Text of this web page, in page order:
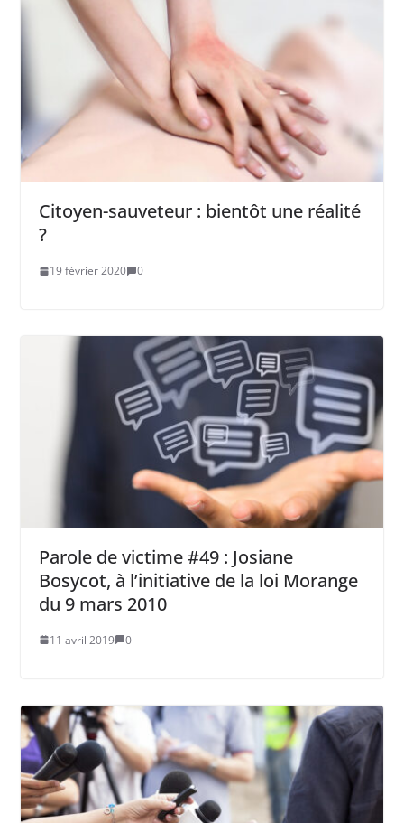
Citoyen-sauveteur : bientôt une réalité
?
19 février 2020 0
Parole de victime #49 : Josiane
Bosycot, à l’initiative de la loi Morange
du 9 mars 2010
11 avril 2019 0